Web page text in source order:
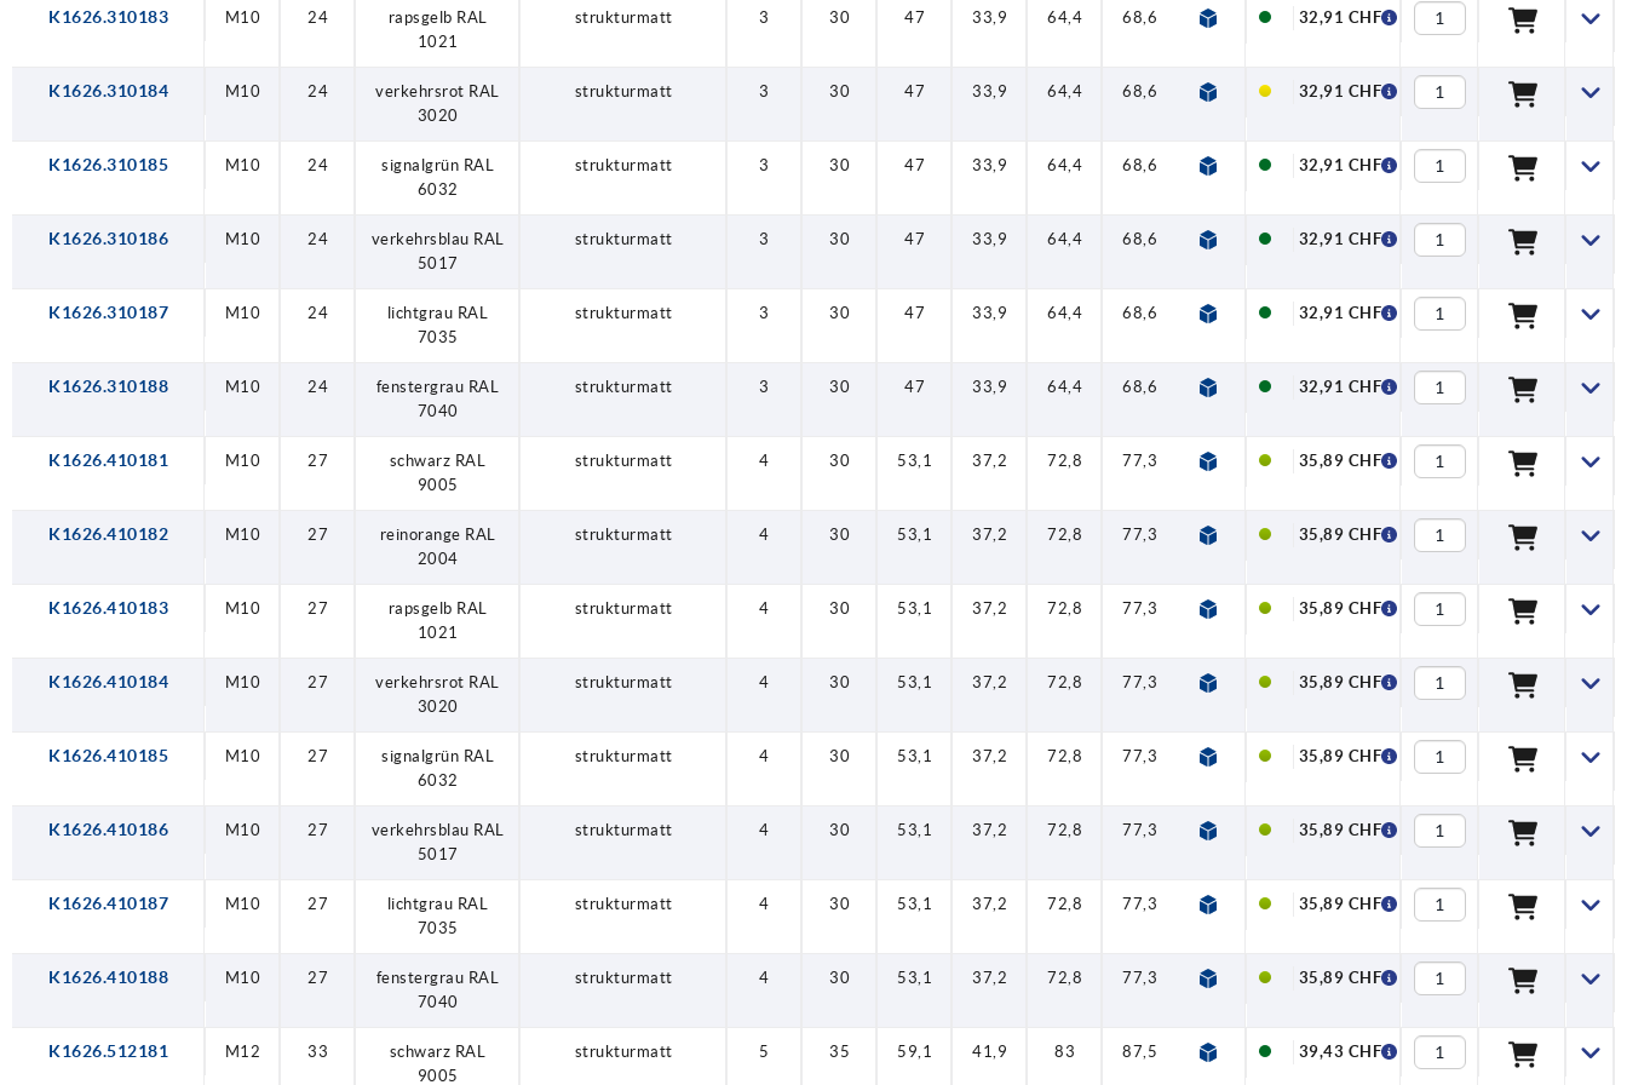
K1626.310183 M10 24
rapsgelb RAL
1021
strukturmatt 3 30 47 33,9 64,4 68,6 80 95 11,2 10
32,91 CHF
K1626.310184 M10 24
verkehrsrot RAL
3020
strukturmatt 3 30 47 33,9 64,4 68,6 80 95 11,2 10
32,91 CHF
K1626.310185 M10 24
signalgrün RAL
6032
strukturmatt 3 30 47 33,9 64,4 68,6 80 95 11,2 10
32,91 CHF
K1626.310186 M10 24
verkehrsblau RAL
5017
strukturmatt 3 30 47 33,9 64,4 68,6 80 95 11,2 10
32,91 CHF
K1626.310187 M10 24
lichtgrau RAL
7035
strukturmatt 3 30 47 33,9 64,4 68,6 80 95 11,2 10
32,91 CHF
K1626.310188 M10 24
fenstergrau RAL
7040
strukturmatt 3 30 47 33,9 64,4 68,6 80 95 11,2 10
32,91 CHF
K1626.410181 M10 27
schwarz RAL
9005
strukturmatt 4 30 53,1 37,2 72,8 77,3 95 110 13,2 10
35,89 CHF
K1626.410182 M10 27
reinorange RAL
2004
strukturmatt 4 30 53,1 37,2 72,8 77,3 95 110 13,2 10
35,89 CHF
K1626.410183 M10 27
rapsgelb RAL
1021
strukturmatt 4 30 53,1 37,2 72,8 77,3 95 110 13,2 10
35,89 CHF
K1626.410184 M10 27
verkehrsrot RAL
3020
strukturmatt 4 30 53,1 37,2 72,8 77,3 95 110 13,2 10
35,89 CHF
K1626.410185 M10 27
signalgrün RAL
6032
strukturmatt 4 30 53,1 37,2 72,8 77,3 95 110 13,2 10
35,89 CHF
K1626.410186 M10 27
verkehrsblau RAL
5017
strukturmatt 4 30 53,1 37,2 72,8 77,3 95 110 13,2 10
35,89 CHF
K1626.410187 M10 27
lichtgrau RAL
7035
strukturmatt 4 30 53,1 37,2 72,8 77,3 95 110 13,2 10
35,89 CHF
K1626.410188 M10 27
fenstergrau RAL
7040
strukturmatt 4 30 53,1 37,2 72,8 77,3 95 110 13,2 10
35,89 CHF
K1626.512181 M12 33
schwarz RAL
9005
strukturmatt 5 35 59,1 41,9 83 87,5 110 127,5 15,4 10
39,43 CHF